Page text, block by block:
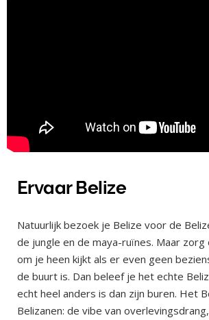
Ervaar Belize
Natuurlijk bezoek je Belize voor de
de jungle en de maya-ruïnes. Maar
om je heen kijkt als er even geen
de buurt is. Dan beleef je het echte
echt heel anders is dan zijn buren. Het
Belizanen: de vibe van